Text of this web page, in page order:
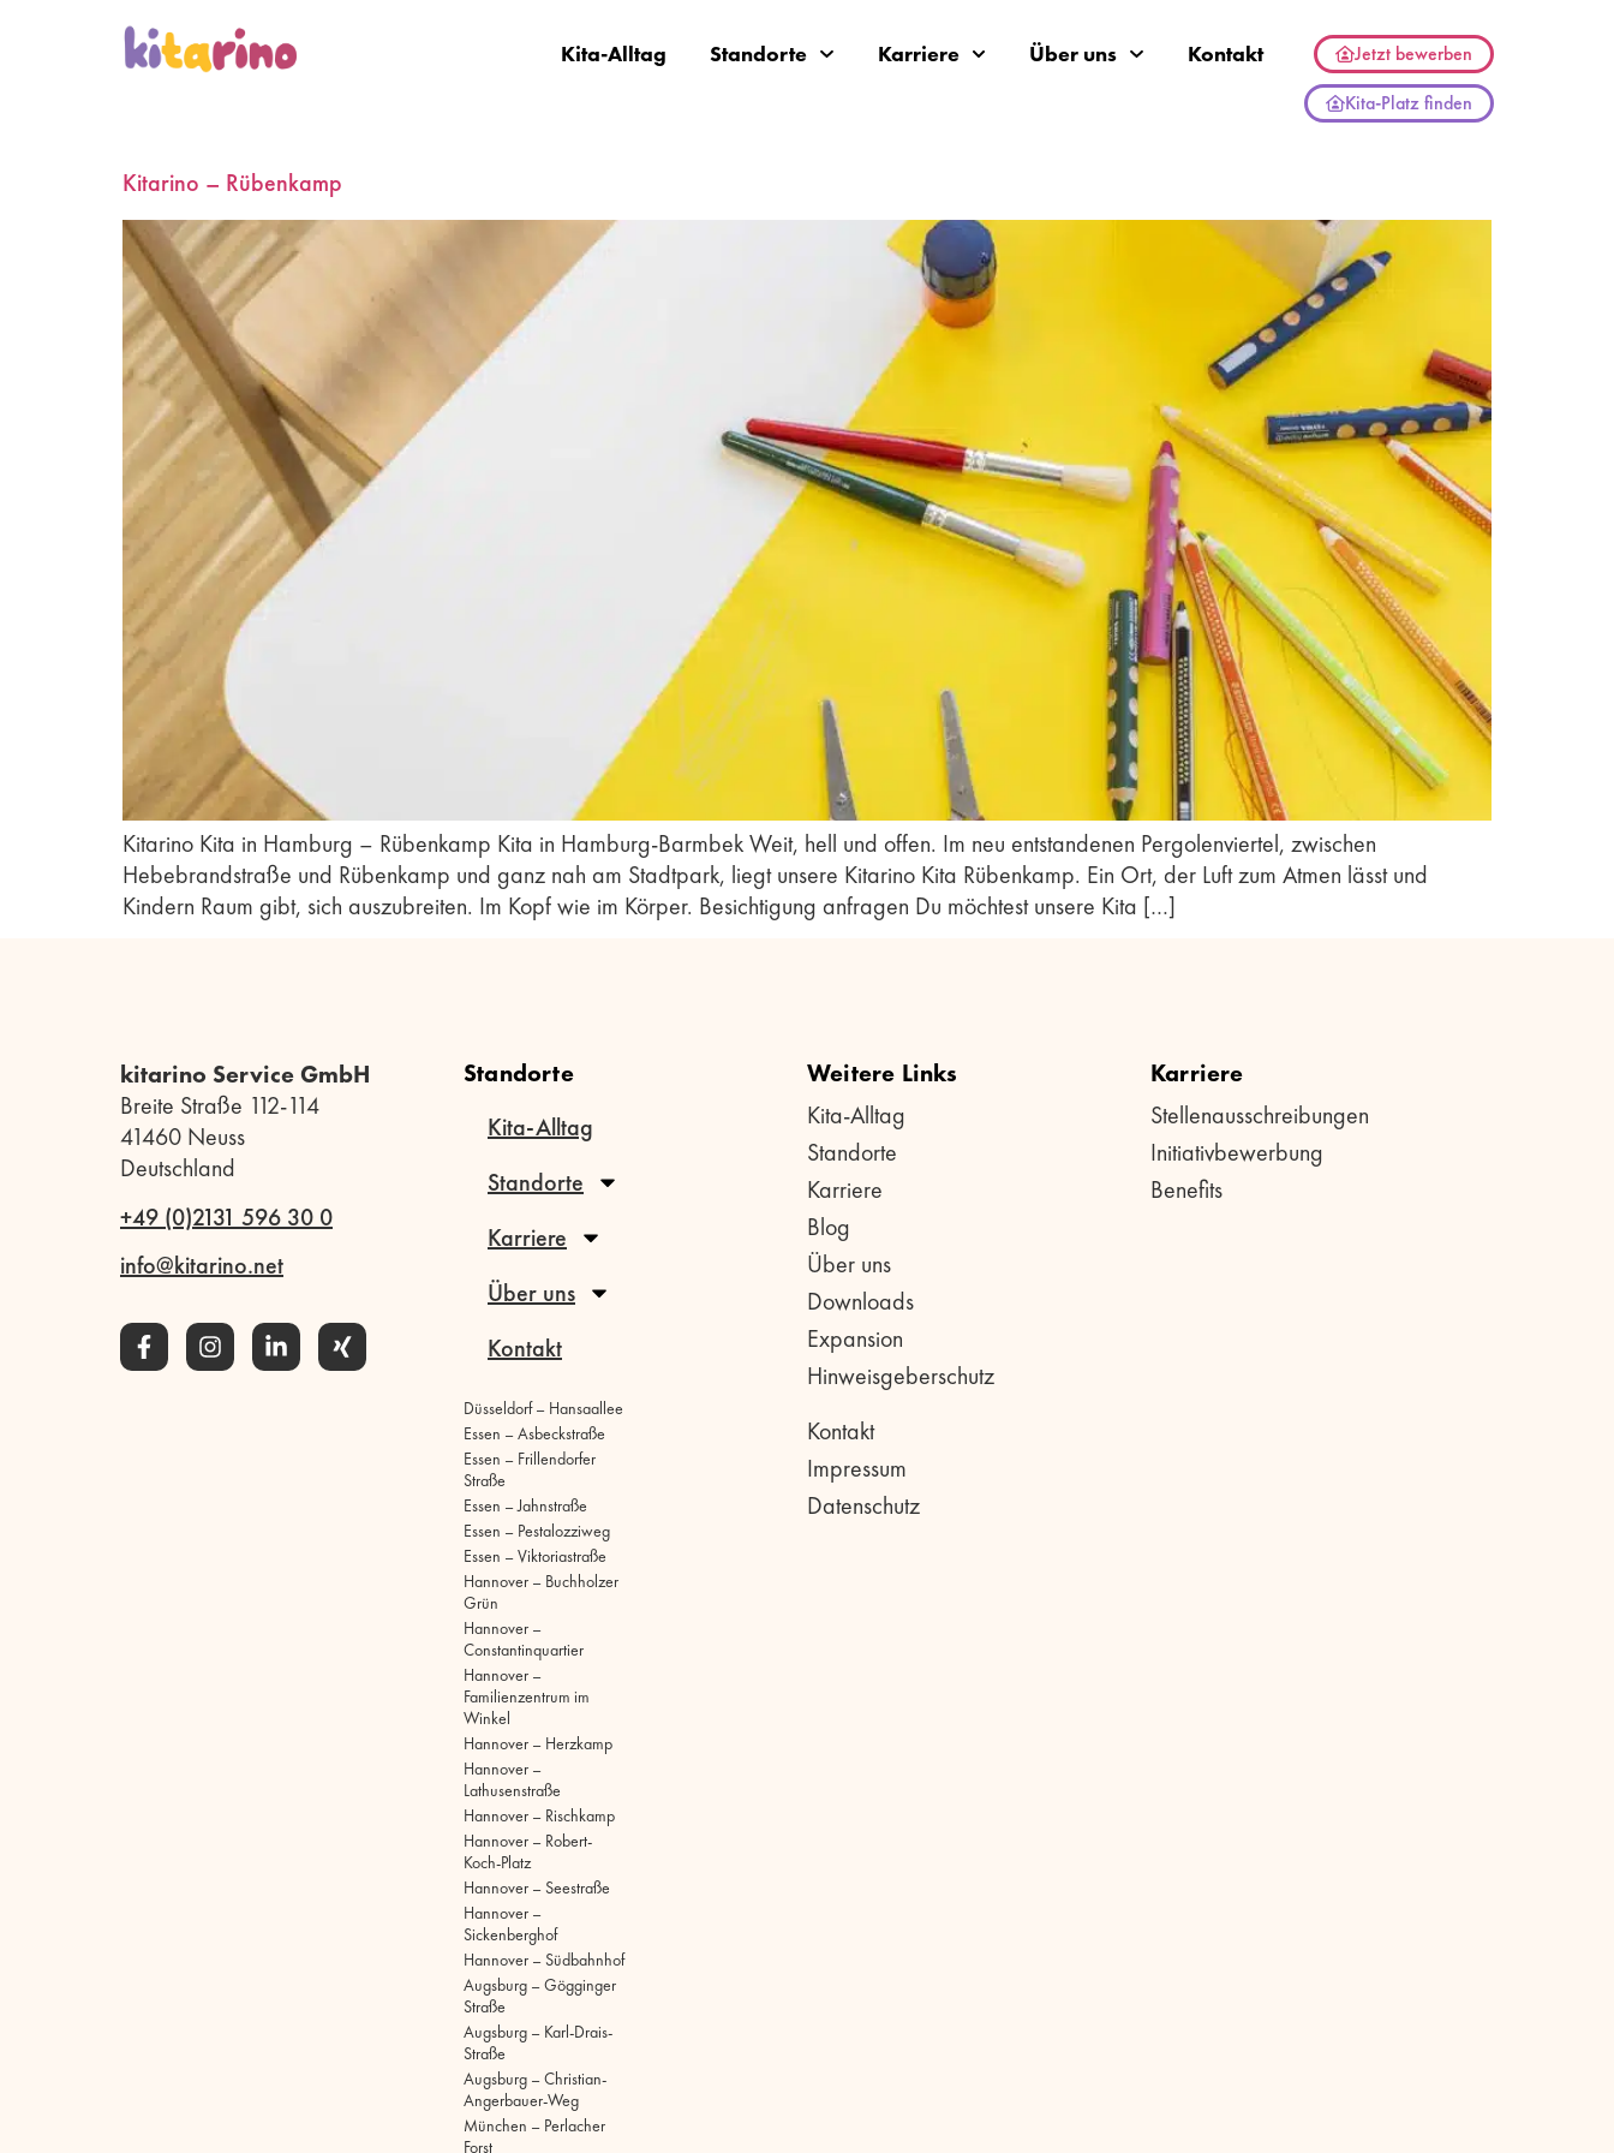
Kita-Alltag Standorte Karriere Über uns Kontakt
Jetzt bewerben
Kita-Platz finden
Kitarino – Rübenkamp
Kitarino Kita in Hamburg – Rübenkamp Kita in Hamburg-Barmbek Weit, hell und offen. Im neu entstandenen Pergolenviertel, zwischen
Hebebrandstraße und Rübenkamp und ganz nah am Stadtpark, liegt unsere Kitarino Kita Rübenkamp. Ein Ort, der Luft zum Atmen lässt und
Kindern Raum gibt, sich auszubreiten. Im Kopf wie im Körper. Besichtigung anfragen Du möchtest unsere Kita […]
kitarino Service GmbH
Breite Straße 112-114
41460 Neuss
Deutschland
+49 (0)2131 596 30 0
info@kitarino.net
Standorte
Kita-Alltag
Standorte
Karriere
Über uns
Kontakt
Düsseldorf – Hansaallee
Essen – Asbeckstraße
Essen – Frillendorfer
Straße
Essen – Jahnstraße
Essen – Pestalozziweg
Essen – Viktoriastraße
Hannover – Buchholzer
Grün
Hannover –
Constantinquartier
Hannover –
Familienzentrum im
Winkel
Hannover – Herzkamp
Hannover –
Lathusenstraße
Hannover – Rischkamp
Hannover – Robert-
Koch-Platz
Hannover – Seestraße
Hannover –
Sickenberghof
Hannover – Südbahnhof
Augsburg – Gögginger
Straße
Augsburg – Karl-Drais-
Straße
Augsburg – Christian-
Angerbauer-Weg
München – Perlacher
Forst
Weitere Links
Kita-Alltag
Standorte
Karriere
Blog
Über uns
Downloads
Expansion
Hinweisgeberschutz
Kontakt
Impressum
Datenschutz
Karriere
Stellenausschreibungen
Initiativbewerbung
Benefits